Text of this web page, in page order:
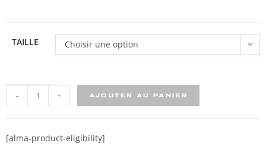
TAILLE Choisir une option
- + AJOUTER AU PANIER
[alma-product-eligibility]